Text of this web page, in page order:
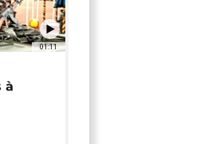
01:11
à